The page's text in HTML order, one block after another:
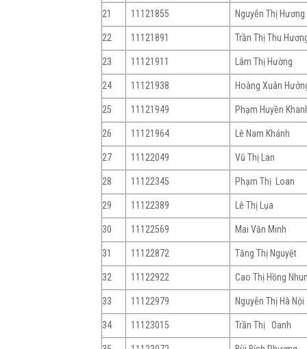
21 11121855 Nguyễn Thị Hương
22 11121891 Trần Thị Thu
23 11121911 Lâm Thị Hường
24 11121938 Hoàng Xuân
25 11121949 Phạm Huyền
26 11121964 Lê Nam Khánh
27 11122049 Vũ Thị Lan
28 11122345 Phạm Thị Loan
29 11122389 Lê Thị Lụa
30 11122569 Mai Văn Minh
31 11122872 Tăng Thị Nguyệt
32 11122922 Cao Thị Hồng
33 11122979 Nguyễn Thị Hà Nội
34 11123015 Trần Thị Oanh